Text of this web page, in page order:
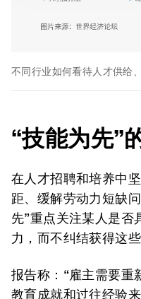
不同行业如何看待人才供给
“技能为先”
在人才招聘和培养中
距、缓解劳动力短缺
先”重点关注某人是否
力，而不纠结获得这些
报告称：“雇主需要重
教育成就和过往经验